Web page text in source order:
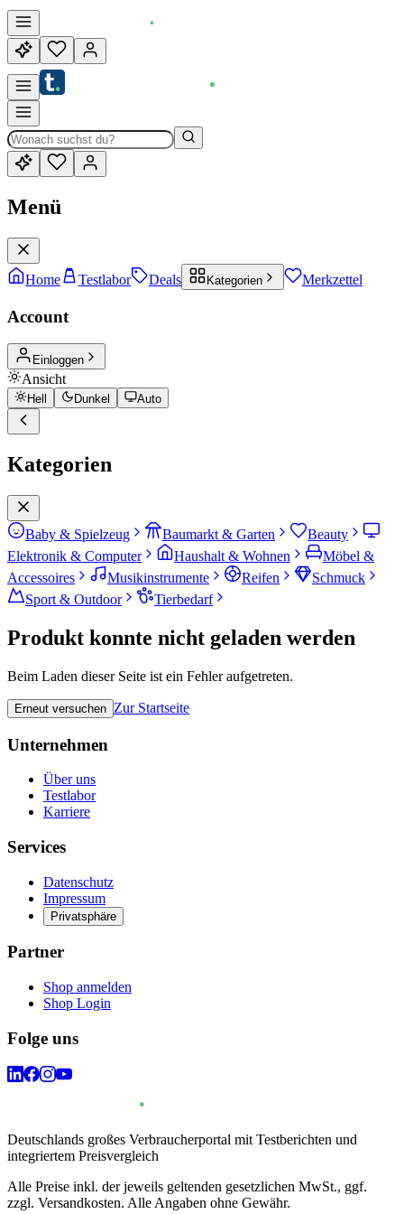
Menü
Home Testlabor Deals Kategorien Merkzettel
Account
Einloggen
Ansicht
Hell Dunkel Auto
Kategorien
Baby & Spielzeug Baumarkt & Garten
Beauty
Elektronik & Computer
Haushalt & Wohnen
Möbel &
Accessoires
Musikinstrumente Reifen
Schmuck
Sport & Outdoor
Tierbedarf
Produkt konnte nicht geladen werden
Beim Laden dieser Seite ist ein Fehler aufgetreten.
Erneut versuchen Zur Startseite
Unternehmen
Über uns
Testlabor
Karriere
Services
Datenschutz
Impressum
Privatsphäre
Partner
Shop anmelden
Shop Login
Folge uns
Deutschlands großes Verbraucherportal mit Testberichten und
integriertem Preisvergleich
Alle Preise inkl. der jeweils geltenden gesetzlichen MwSt., ggf.
zzgl. Versandkosten. Alle Angaben ohne Gewähr.